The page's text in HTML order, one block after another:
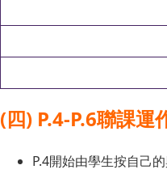
(四) P.4-P.6聯課運
P.4開始由學生按自己